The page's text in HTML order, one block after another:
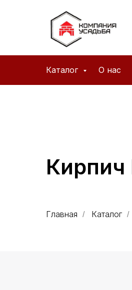
Каталог О нас
Кирпич
Главная / Каталог /